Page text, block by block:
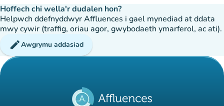
Hoffech chi wella'r dudalen hon?
Helpwch ddefnyddwyr Affluences i gael mynediad at ddata
mwy cywir (traffig, oriau agor, gwybodaeth ymarferol, ac ati).
editAwgrymu addasiad